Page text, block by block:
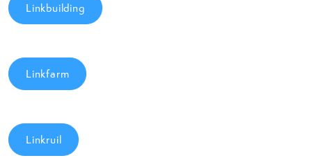
Linkbuilding
Linkfarm
Linkruil